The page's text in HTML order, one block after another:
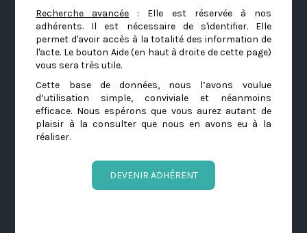
Recherche avancée : Elle est réservée à nos
adhérents. Il est nécessaire de s'identifier. Elle
permet d'avoir accès à la totalité des information de
l'acte. Le bouton Aide (en haut à droite de cette page)
vous sera très utile.
Cette base de données, nous l’avons voulue
d’utilisation simple, conviviale et néanmoins
efficace. Nous espérons que vous aurez autant de
plaisir à la consulter que nous en avons eu à la
réaliser.
DEVENIR ADHÉRENT